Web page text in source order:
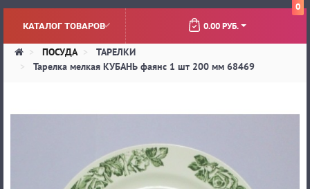
КАТАЛОГ ТОВАРОВ
0
0.00 РУБ.
ПОСУДА
ТАРЕЛКИ
Тарелка мелкая КУБАНЬ фаянс 1 шт 200 мм 68469